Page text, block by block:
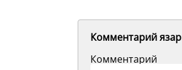
Комментарий
Комментарий